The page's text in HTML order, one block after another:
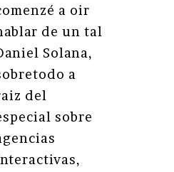
a oir
de un tal
Solana,
a
del
sobre